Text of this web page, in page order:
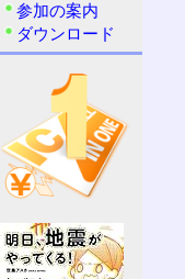
参加の案内
ダウンロード